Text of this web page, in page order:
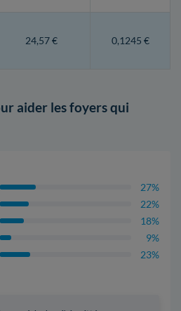
24,57 € 0,1245 €
aider les foyers qui
27%
22%
18%
9%
23%